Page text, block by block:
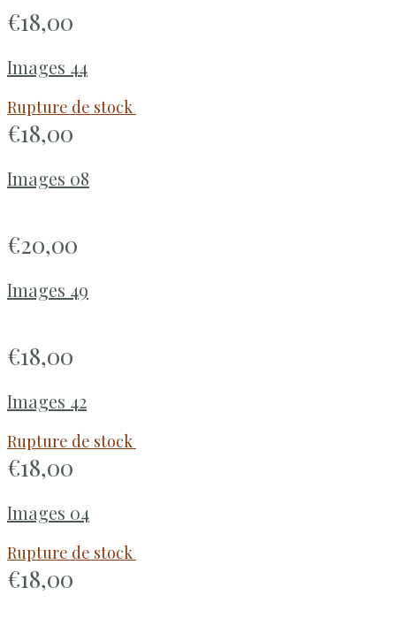
€18,00
Images 44
Rupture de stock
€18,00
Images 08
€20,00
Images 49
€18,00
Images 42
Rupture de stock
€18,00
Images 04
Rupture de stock
€18,00